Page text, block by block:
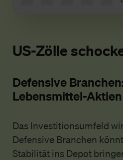
US-Zölle
Defensive
Lebensmittel-
Das Investitionsumfeld
Defensive Branchen
Stabilität ins Depot